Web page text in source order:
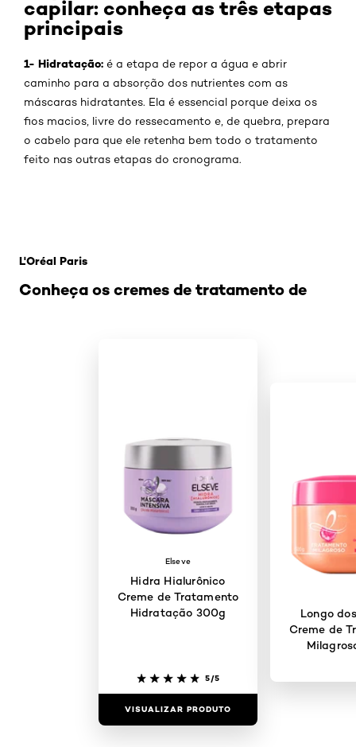
capilar: conheça as três etapas
principais
1- Hidratação: é a etapa de repor a água e abrir
caminho para a absorção dos nutrientes com as
máscaras hidratantes. Ela é essencial porque deixa os
fios macios, livre do ressecamento e, de quebra, prepara
o cabelo para que ele retenha bem todo o tratamento
feito nas outras etapas do cronograma.
Conheça os cremes de tratamento de
L'Oréal Paris
Elseve
Hidra Hialurônico
Creme de Tratamento
Hidratação 300g
5/5
VISUALIZAR PRODUTO
Longo
Creme de